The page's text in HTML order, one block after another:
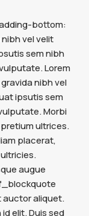
bottom:
vel velit
sem nibh
Lorem
nibh vel
ipsutis sem
Morbi
ultrices.
placerat,
augue
auctor aliquet.
elit. Duis sed